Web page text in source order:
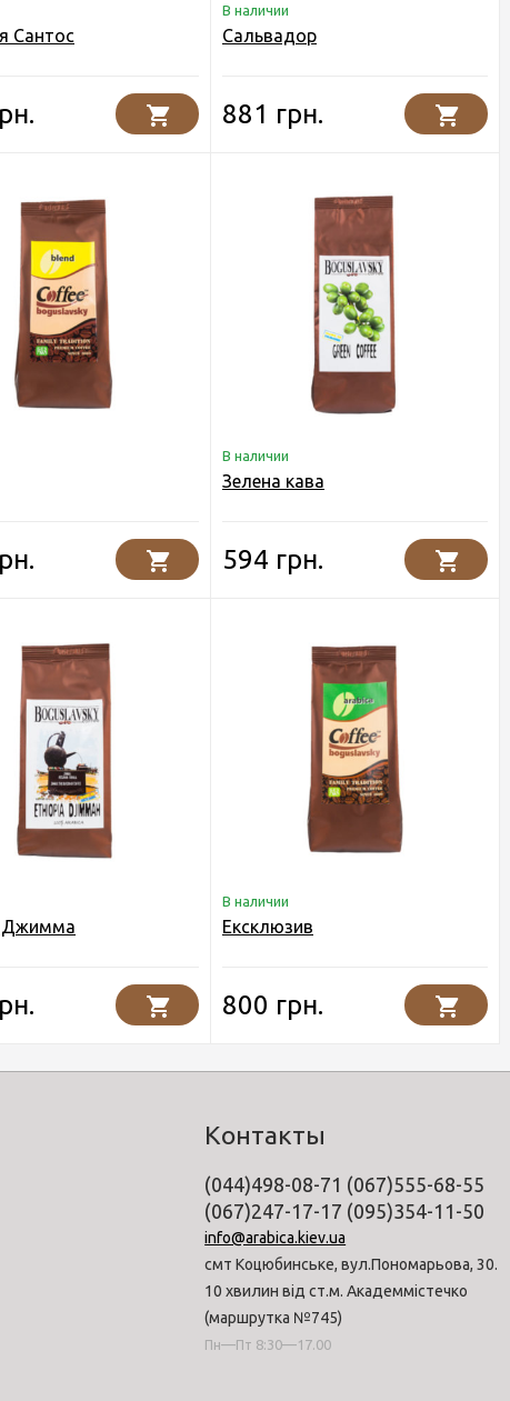
Сантос
В наличии
Сальвадор
881 грн.
В наличии
Зелена кава
594 грн.
Джимма
В наличии
Ексклюзив
800 грн.
Контакты
(044)498-08-71 (067)555-68-55
(067)247-17-17 (095)354-11-50
info@arabica.kiev.ua
смт Коцюбинське, вул.Пономарьова, 30.
10 хвилин від ст.м. Академмістечко
(маршрутка №745)
Пн—Пт 8:30—17.00